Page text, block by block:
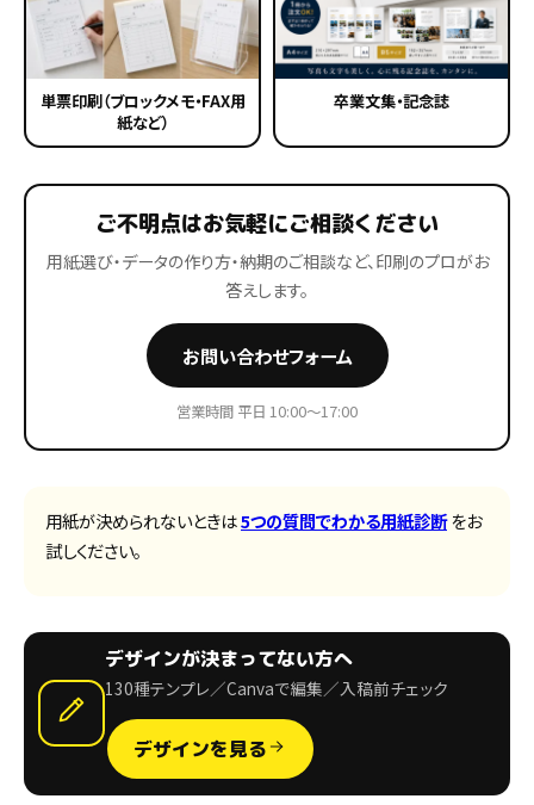
単票印刷（ブロックメモ・FAX用
紙など）
卒業文集・記念誌
ご不明点はお気軽にご相談ください
用紙選び・データの作り方・納期のご相談など、印刷のプロがお
答えします。
お問い合わせフォーム
営業時間 平日 10:00〜17:00
用紙が決められないときは5つの質問でわかる用紙診断をお
試しください。
デザインが決まってない方へ
130種テンプレ／Canvaで編集／入稿前チェック
デザインを見る